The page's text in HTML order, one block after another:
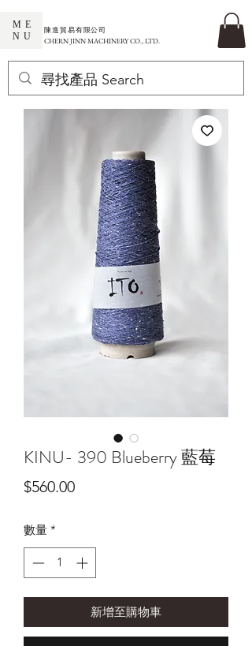
ME
NU
​陳進貿易有限公司
CHERN JINN MACHINERY CO., LTD.
KINU- 390 Blueberry 藍莓
$560.00價
數量 *
新增至購物車